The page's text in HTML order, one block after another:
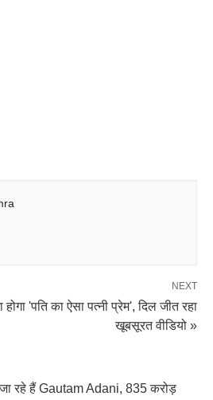
NEXT
'पति का ऐसा पत्नी प्रेम', दिल जीत रहा
खूबसूरत वीडियो »
रहे हैं Gautam Adani, 835 करोड़